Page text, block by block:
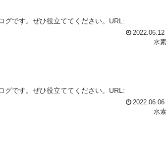
グです。ぜひ役立ててください。URL:
2022.06.12
水素
グです。ぜひ役立ててください。URL:
2022.06.06
水素